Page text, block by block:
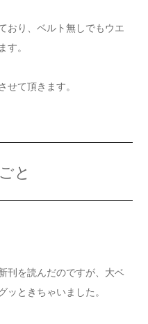
おり、ベルト無しでもウエ
す。
せて頂きます。
と
刊を読んだのですが、大ベ
ッときちゃいました。